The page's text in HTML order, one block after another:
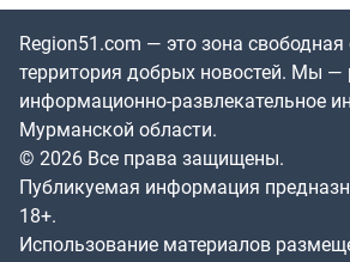
Region51.com — это зона свободная
территория добрых новостей. Мы —
информационно-развлекательное
Мурманской области.
© 2026 Все права защищены.
Публикуемая информация
18+.
Использование материалов